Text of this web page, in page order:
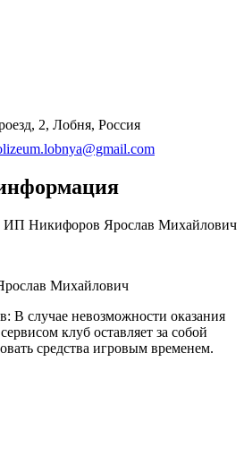
2, Лобня, Россия
ИП Никифоров Ярослав Михайлович
Михайлович
В случае невозможности оказания
клуб оставляет за собой
средства игровым временем.